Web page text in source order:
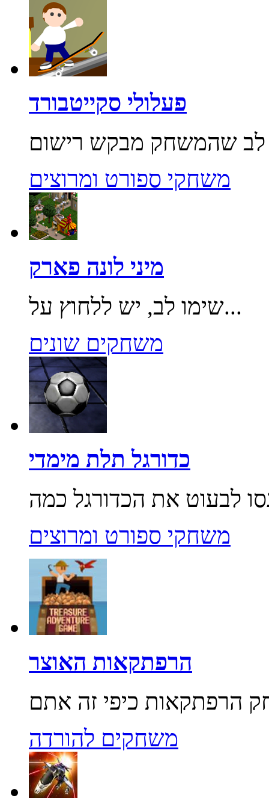
פעלולי סקייטבורד
משחקי ספורט ומרוצים
מיני לונה פארק
שימו לב, יש ללחוץ על...
משחקים שונים
כדורגל תלת מימדי
משחקי ספורט ומרוצים
הרפתקאות האוצר
משחקים להורדה